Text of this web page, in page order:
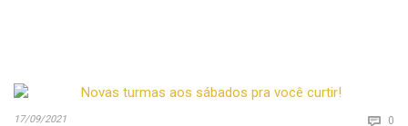
17/09/2021  0